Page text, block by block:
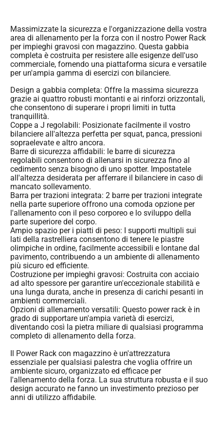
Massimizzate la sicurezza e l'organizzazione della vostra
area di allenamento per la forza con il nostro Power Rack
per impieghi gravosi con magazzino. Questa gabbia
completa è costruita per resistere alle esigenze dell'uso
commerciale, fornendo una piattaforma sicura e versatile
per un'ampia gamma di esercizi con bilanciere.
Design a gabbia completa: Offre la massima sicurezza
grazie ai quattro robusti montanti e ai rinforzi orizzontali,
che consentono di superare i propri limiti in tutta
tranquillità.
Coppe a J regolabili: Posizionate facilmente il vostro
bilanciere all'altezza perfetta per squat, panca, pressioni
sopraelevate e altro ancora.
Barre di sicurezza affidabili: le barre di sicurezza
regolabili consentono di allenarsi in sicurezza fino al
cedimento senza bisogno di uno spotter. Impostatele
all'altezza desiderata per afferrare il bilanciere in caso di
mancato sollevamento.
Barra per trazioni integrata: 2 barre per trazioni integrate
nella parte superiore offrono una comoda opzione per
l'allenamento con il peso corporeo e lo sviluppo della
parte superiore del corpo.
Ampio spazio per i piatti di peso: I supporti multipli sui
lati della rastrelliera consentono di tenere le piastre
olimpiche in ordine, facilmente accessibili e lontane dal
pavimento, contribuendo a un ambiente di allenamento
più sicuro ed efficiente.
Costruzione per impieghi gravosi: Costruita con acciaio
ad alto spessore per garantire un'eccezionale stabilità e
una lunga durata, anche in presenza di carichi pesanti in
ambienti commerciali.
Opzioni di allenamento versatili: Questo power rack è in
grado di supportare un'ampia varietà di esercizi,
diventando così la pietra miliare di qualsiasi programma
completo di allenamento della forza.
Il Power Rack con magazzino è un'attrezzatura
essenziale per qualsiasi palestra che voglia offrire un
ambiente sicuro, organizzato ed efficace per
l'allenamento della forza. La sua struttura robusta e il suo
design accurato ne fanno un investimento prezioso per
anni di utilizzo affidabile.